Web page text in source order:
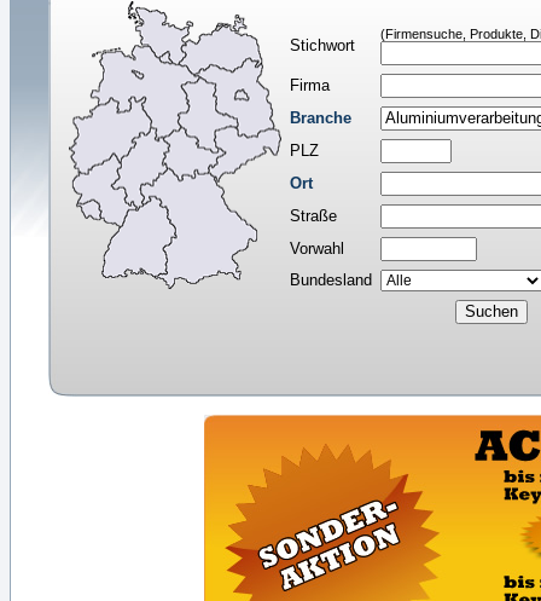
Stichwort
(Firmensuche, Produkte,
Firma
Branche
PLZ
Ort
Straße
Vorwahl
Bundesland